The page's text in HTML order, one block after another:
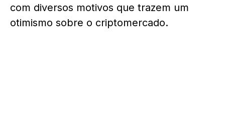
com diversos motivos que trazem um
otimismo sobre o criptomercado.